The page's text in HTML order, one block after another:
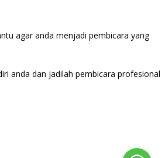
agar anda menjadi pembicara yang
anda dan jadilah pembicara profesional